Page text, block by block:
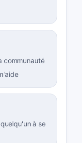
communauté
à se